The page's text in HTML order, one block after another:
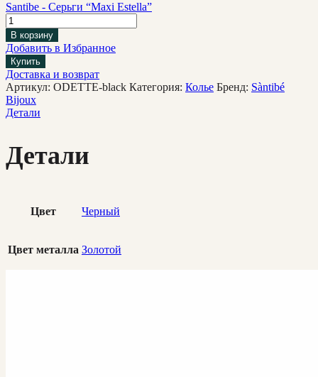
Santibe - Серьги “Maxi Estella”
В корзину
Добавить в Избранное
Купить
Доставка и возврат
Артикул: ODETTE-black Категория: Колье Бренд: Sàntibé
Bijoux
Детали
Детали
Цвет Черный
Цвет металла Золотой